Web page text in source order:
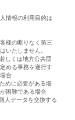
情報の利用目的は
様の断りなく第三
いたしません。
しくは地方公共団
める事務を遂行す
合
めに必要がある場
困難である場合
人データを交換する